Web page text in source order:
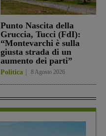
Punto Nascita della
Gruccia, Tucci (FdI):
“Montevarchi è sulla
giusta strada di un
aumento dei parti”
Politica 8 Agosto 2026